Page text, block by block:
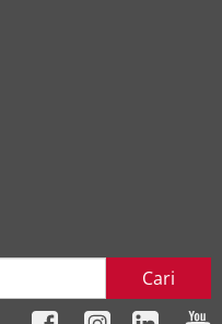
Cari